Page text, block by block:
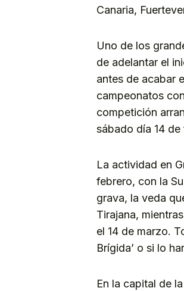
Canaria,
Uno de los
de adelantar el
antes de acabar
campeonatos
competición
sábado día 14
La actividad en
febrero, con la
grava, la veda
Tirajana,
el 14 de marzo.
Brígida’ o si lo
En la capital de